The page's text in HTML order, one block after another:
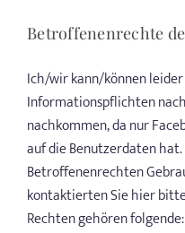
Betroffenenrechte
Ich/wir kann/können
Informationspflichten nach
nachkommen, da nur
auf die Benutzerdaten
Betroffenenrechten
kontaktierten Sie hier
Rechten gehören folgende: